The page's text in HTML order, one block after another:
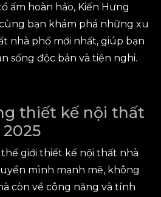
ấm hoàn hảo, Kiến Hưng
bạn khám phá những xu
nhà phố mới nhất, giúp bạn
sống độc bản và tiện nghi.
thiết kế nội thất
thế giới thiết kế nội thất nhà
mình mạnh mẽ, không
còn về công năng và tính